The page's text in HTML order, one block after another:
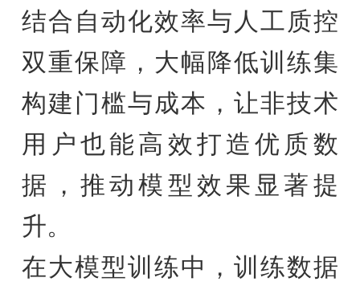
结合自动化效率与人工质控
双重保障，大幅降低训练集
构建门槛与成本，让非技术
用户也能高效打造优质数
据，推动模型效果显著提
升。
在大模型训练中，训练数据